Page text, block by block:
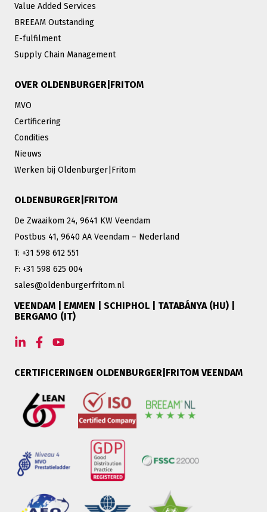
Value Added Services
BREEAM Outstanding
E-fulfilment
Supply Chain Management
OVER OLDENBURGER|FRITOM
MVO
Certificering
Condities
Nieuws
Werken bij Oldenburger|Fritom
OLDENBURGER|FRITOM
De Zwaaikom 24, 9641 KW Veendam
Postbus 41, 9640 AA Veendam – Nederland
T: +31 598 612 551
F: +31 598 625 004
sales@oldenburgerfritom.nl
VEENDAM | EMMEN | SCHIPHOL | TATABÁNYA (HU) |
BERGAMO (IT)
CERTIFICERINGEN OLDENBURGER|FRITOM VEENDAM